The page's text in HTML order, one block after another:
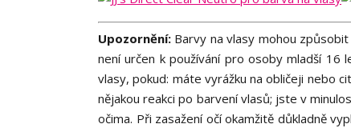
Upozornění: Barvy na vlasy mohou
není určen k používání pro osoby mladší 16
vlasy, pokud: máte vyrážku na obličeji nebo
nějakou reakci po barvení vlasů; jste v
očima. Při zasažení očí okamžitě důkladně